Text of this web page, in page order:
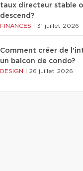
taux directeur stable
descend?
FINANCES 31 juillet 2026
Comment créer de
un balcon de condo?
DESIGN 26 juillet 2026